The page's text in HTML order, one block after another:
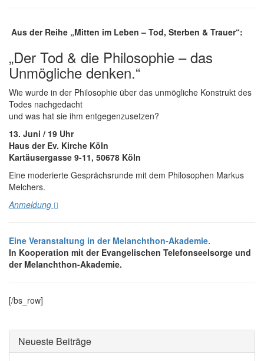
Aus der Reihe „Mitten im Leben – Tod, Sterben & Trauer“:
„Der Tod & die Philosophie – das
Unmögliche denken.“
Wie wurde in der Philosophie über das unmögliche Konstrukt des
Todes nachgedacht
und was hat sie ihm entgegenzusetzen?
13. Juni / 19 Uhr
Haus der Ev. Kirche Köln
Kartäusergasse 9-11, 50678 Köln
Eine moderierte Gesprächsrunde mit dem Philosophen Markus
Melchers.
Anmeldung
Eine Veranstaltung in der Melanchthon-Akademie.
In Kooperation mit der Evangelischen Telefonseelsorge und
der Melanchthon-Akademie.
[/bs_row]
Neueste Beiträge